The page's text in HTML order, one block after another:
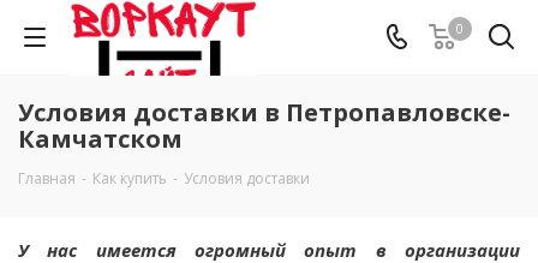
0
Условия доставки в Петропавловске-
Камчатском
Главная - Как купить - Условия доставки
У нас имеется огромный опыт в организации